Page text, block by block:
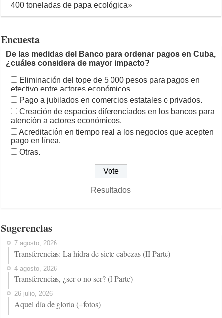
400 toneladas de papa ecológica»
Encuesta
De las medidas del Banco para ordenar pagos en Cuba,
¿cuáles considera de mayor impacto?
Eliminación del tope de 5 000 pesos para pagos en
efectivo entre actores económicos.
Pago a jubilados en comercios estatales o privados.
Creación de espacios diferenciados en los bancos para
atención a actores económicos.
Acreditación en tiempo real a los negocios que acepten
pago en línea.
Otras.
Resultados
Sugerencias
7 agosto, 2026
Transferencias: La hidra de siete cabezas (II Parte)
4 agosto, 2026
Transferencias, ¿ser o no ser? (I Parte)
26 julio, 2026
Aquel día de gloria (+fotos)